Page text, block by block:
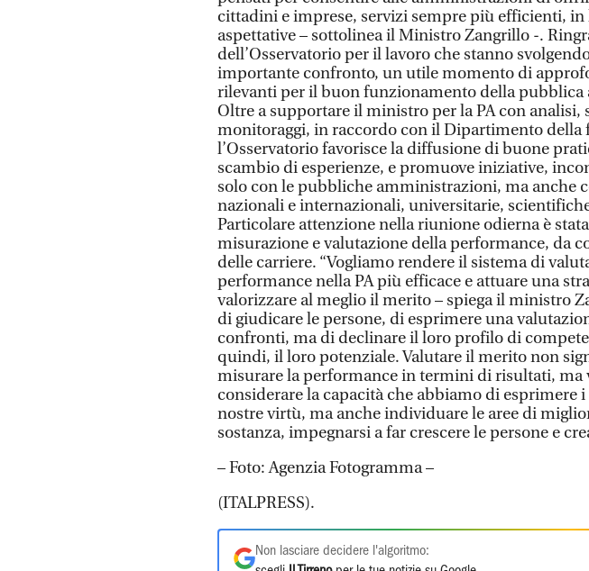
cittadini e imprese, servizi sempre più efficienti, in
aspettative – sottolinea il Ministro Zangrillo -.
dell’Osservatorio per il lavoro che stanno
importante confronto, un utile momento di
rilevanti per il buon funzionamento della pubblica
Oltre a supportare il ministro per la PA con analisi,
monitoraggi, in raccordo con il Dipartimento della
l’Osservatorio favorisce la diffusione di buone
scambio di esperienze, e promuove iniziative,
solo con le pubbliche amministrazioni, ma anche
nazionali e internazionali, universitarie,
Particolare attenzione nella riunione odierna è
misurazione e valutazione della performance, da
delle carriere. “Vogliamo rendere il sistema di
performance nella PA più efficace e attuare una
valorizzare al meglio il merito – spiega il ministro
di giudicare le persone, di esprimere una
confronti, ma di declinare il loro profilo di
quindi, il loro potenziale. Valutare il merito non
misurare la performance in termini di risultati, ma
considerare la capacità che abbiamo di esprimere
nostre virtù, ma anche individuare le aree di
sostanza, impegnarsi a far crescere le persone e
– Foto: Agenzia Fotogramma –
(ITALPRESS).
Non lasciare decidere l'algoritmo: